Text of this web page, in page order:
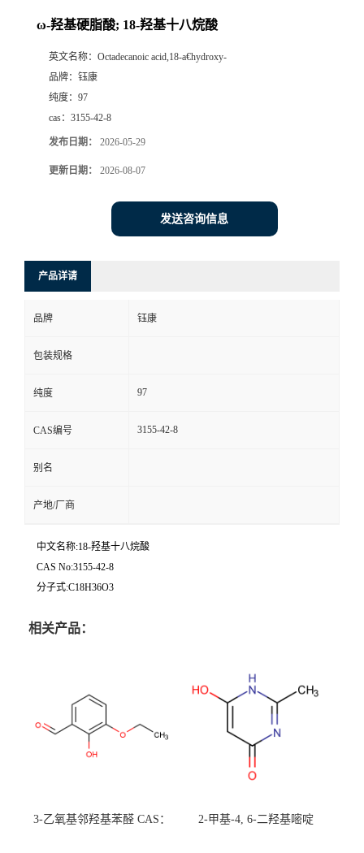
ω-羟基硬脂酸; 18-羟基十八烷酸
英文名称： Octadecanoic acid,18-a€hydroxy-
品牌： 钰康
纯度： 97
cas： 3155-42-8
发布日期： 2026-05-29
更新日期： 2026-08-07
发送咨询信息
产品详请
品牌 钰康
包装规格
纯度 97
CAS编号 3155-42-8
别名
产地/厂商
中文名称:18-羟基十八烷酸
CAS No:3155-42-8
分子式:C18H36O3
相关产品：
3-乙氧基邻羟基苯醛 CAS：
2-甲基-4, 6-二羟基嘧啶